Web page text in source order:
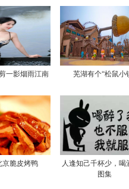
一影烟雨江南 芜湖有个“松鼠小
京脆皮烤鸭
人逢知己千杯少，喝
图集